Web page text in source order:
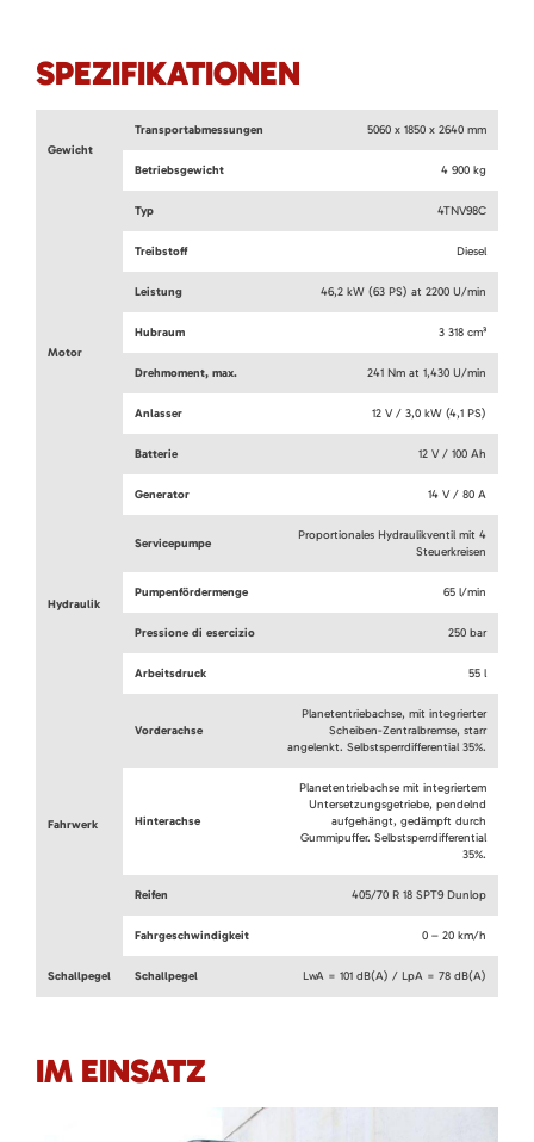
SPEZIFIKATIONEN
Gewicht
Transportabmessungen 5060 x 1850 x 2640 mm
Betriebsgewicht 4 900 kg
Motor
Typ 4TNV98C
Treibstoff Diesel
Leistung 46,2 kW (63 PS) at 2200 U/min
Hubraum 3 318 cm³
Drehmoment, max. 241 Nm at 1,430 U/min
Anlasser 12 V / 3,0 kW (4,1 PS)
Batterie 12 V / 100 Ah
Generator 14 V / 80 A
Hydraulik
Servicepumpe
Proportionales Hydraulikventil mit 4
Steuerkreisen
Pumpenfördermenge 65 l/min
Pressione di esercizio 250 bar
Arbeitsdruck 55 l
Fahrwerk
Vorderachse
Planetentriebachse, mit integrierter
Scheiben-Zentralbremse, starr
angelenkt. Selbstsperrdifferential 35%.
Hinterachse
Planetentriebachse mit integriertem
Untersetzungsgetriebe, pendelnd
aufgehängt, gedämpft durch
Gummipuffer. Selbstsperrdifferential
35%.
Reifen 405/70 R 18 SPT9 Dunlop
Fahrgeschwindigkeit 0 – 20 km/h
Schallpegel Schallpegel LwA = 101 dB(A) / LpA = 78 dB(A)
IM EINSATZ